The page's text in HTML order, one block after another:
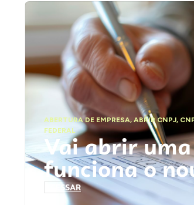
ABERTURA DE EMPRESA,ABRIR CNPJ,
FEDERAL
Vai abrir uma
funciona o
ACESSAR